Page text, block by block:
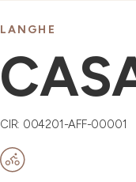
LANGHE
CIR: 004201-AFF-00001